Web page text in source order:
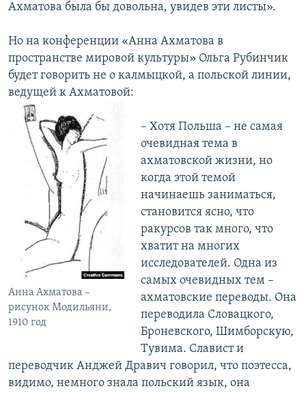
Ахматова была бы довольна, увидев эти листы».
Но на конференции «Анна Ахматова в
пространстве мировой культуры» Ольга Рубинчик
будет говорить не о калмыцкой, а польской линии,
ведущей к Ахматовой:
Анна Ахматова –
рисунок Модильяни,
1910 год
– Хотя Польша – не самая
очевидная тема в
ахматовской жизни, но
когда этой темой
начинаешь заниматься,
становится ясно, что
ракурсов так много, что
хватит на многих
исследователей. Одна из
самых очевидных тем –
ахматовские переводы. Она
переводила Словацкого,
Броневского, Шимборскую,
Тувима. Славист и
переводчик Анджей Дравич говорил, что поэтесса,
видимо, немного знала польский язык, она